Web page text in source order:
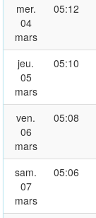
mer.
04
mars
05:12
jeu.
05
mars
05:10
ven.
06
mars
05:08
sam.
07
mars
05:06